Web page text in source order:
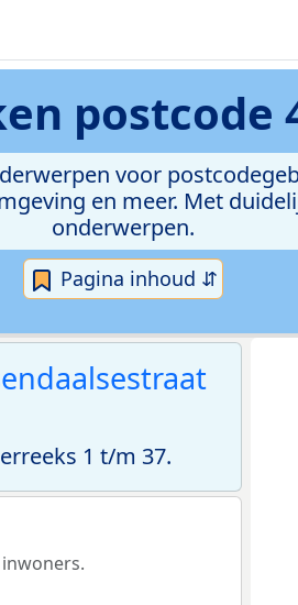
postcode
voor
en meer. Met
onderwerpen.
Pagina inhoud ⇵
1 t/m 37.